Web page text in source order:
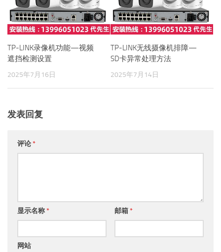
TP-LINK录像机功能—视频
遮挡检测设置
2025年7月16日
TP-LINK无线摄像机排障—
SD卡异常处理方法
2025年7月14日
发表回复
评论*
显示名称* 邮箱*
网站